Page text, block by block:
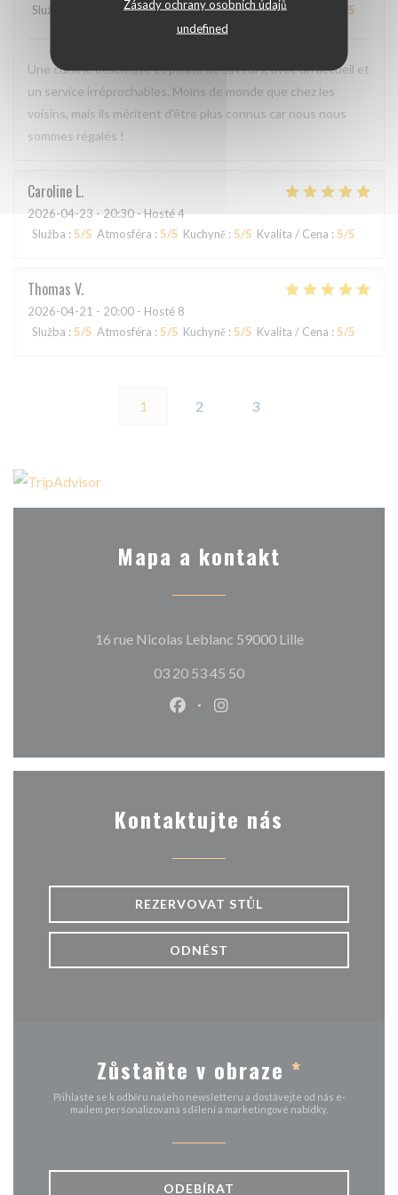
Zásady ochrany osobních údajů
undefined
Služba
Atmosféra:4/5 Kuchyně:5/5 Kvalita / Cena /5
Une cuisine délicieuse et pleine de saveurs, avec un accueil et
un service irréprochables. Moins de monde que chez les
voisins, mais ils méritent d'être plus connus car nous nous
sommes régalés !
Caroline L
2026-04-23 - 20:30 - Hosté 4
Služba : 5/5 Atmosféra : 5/5 Kuchyně : 5/5 Kvalita / Cena : 5/5
Thomas V
2026-04-21 - 20:00 - Hosté 8
Služba : 5/5 Atmosféra : 5/5 Kuchyně : 5/5 Kvalita / Cena : 5/5
1 2 3
Mapa a kontakt
16 rue Nicolas Leblanc 59000 Lille((otevře se v
03 20 53 45 50
Facebook ((otevře se v novém
Instagram ((otevře se v
Kontaktujte nás
REZERVOVAT STŮL
ODNÉST
Zůstaňte v obraze *
Přihlaste se k odběru našeho newsletteru a dostávejte od nás e-
mailem personalizovaná sdělení a marketingové nabídky.
ODEBÍRAT